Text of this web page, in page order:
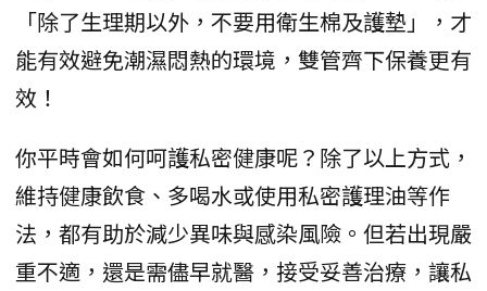
「除了生理期以外，不要用衛生棉及護墊」，才
能有效避免潮濕悶熱的環境，雙管齊下保養更有
效！
你平時會如何呵護私密健康呢？除了以上方式，
維持健康飲食、多喝水或使用私密護理油等作
法，都有助於減少異味與感染風險。但若出現嚴
重不適，還是需儘早就醫，接受妥善治療，讓私